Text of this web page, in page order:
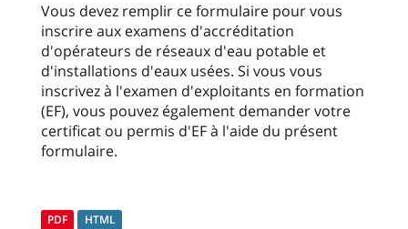
Vous devez remplir ce formulaire pour vous
inscrire aux examens d'accréditation
d'opérateurs de réseaux d'eau potable et
d'installations d'eaux usées. Si vous vous
inscrivez à l'examen d'exploitants en formation
(EF), vous pouvez également demander votre
certificat ou permis d'EF à l'aide du présent
formulaire.
PDF HTML